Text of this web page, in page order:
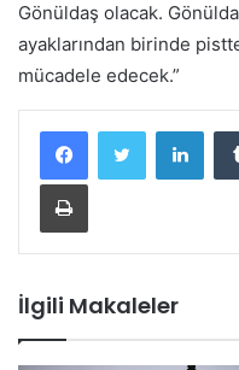
Gönüldaş olacak.
ayaklarından birinde
mücadele edecek.”
İlgili Makaleler